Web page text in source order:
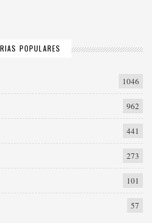
POPULARES
1046
962
441
273
101
57